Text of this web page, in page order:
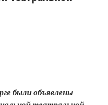
были объявлены